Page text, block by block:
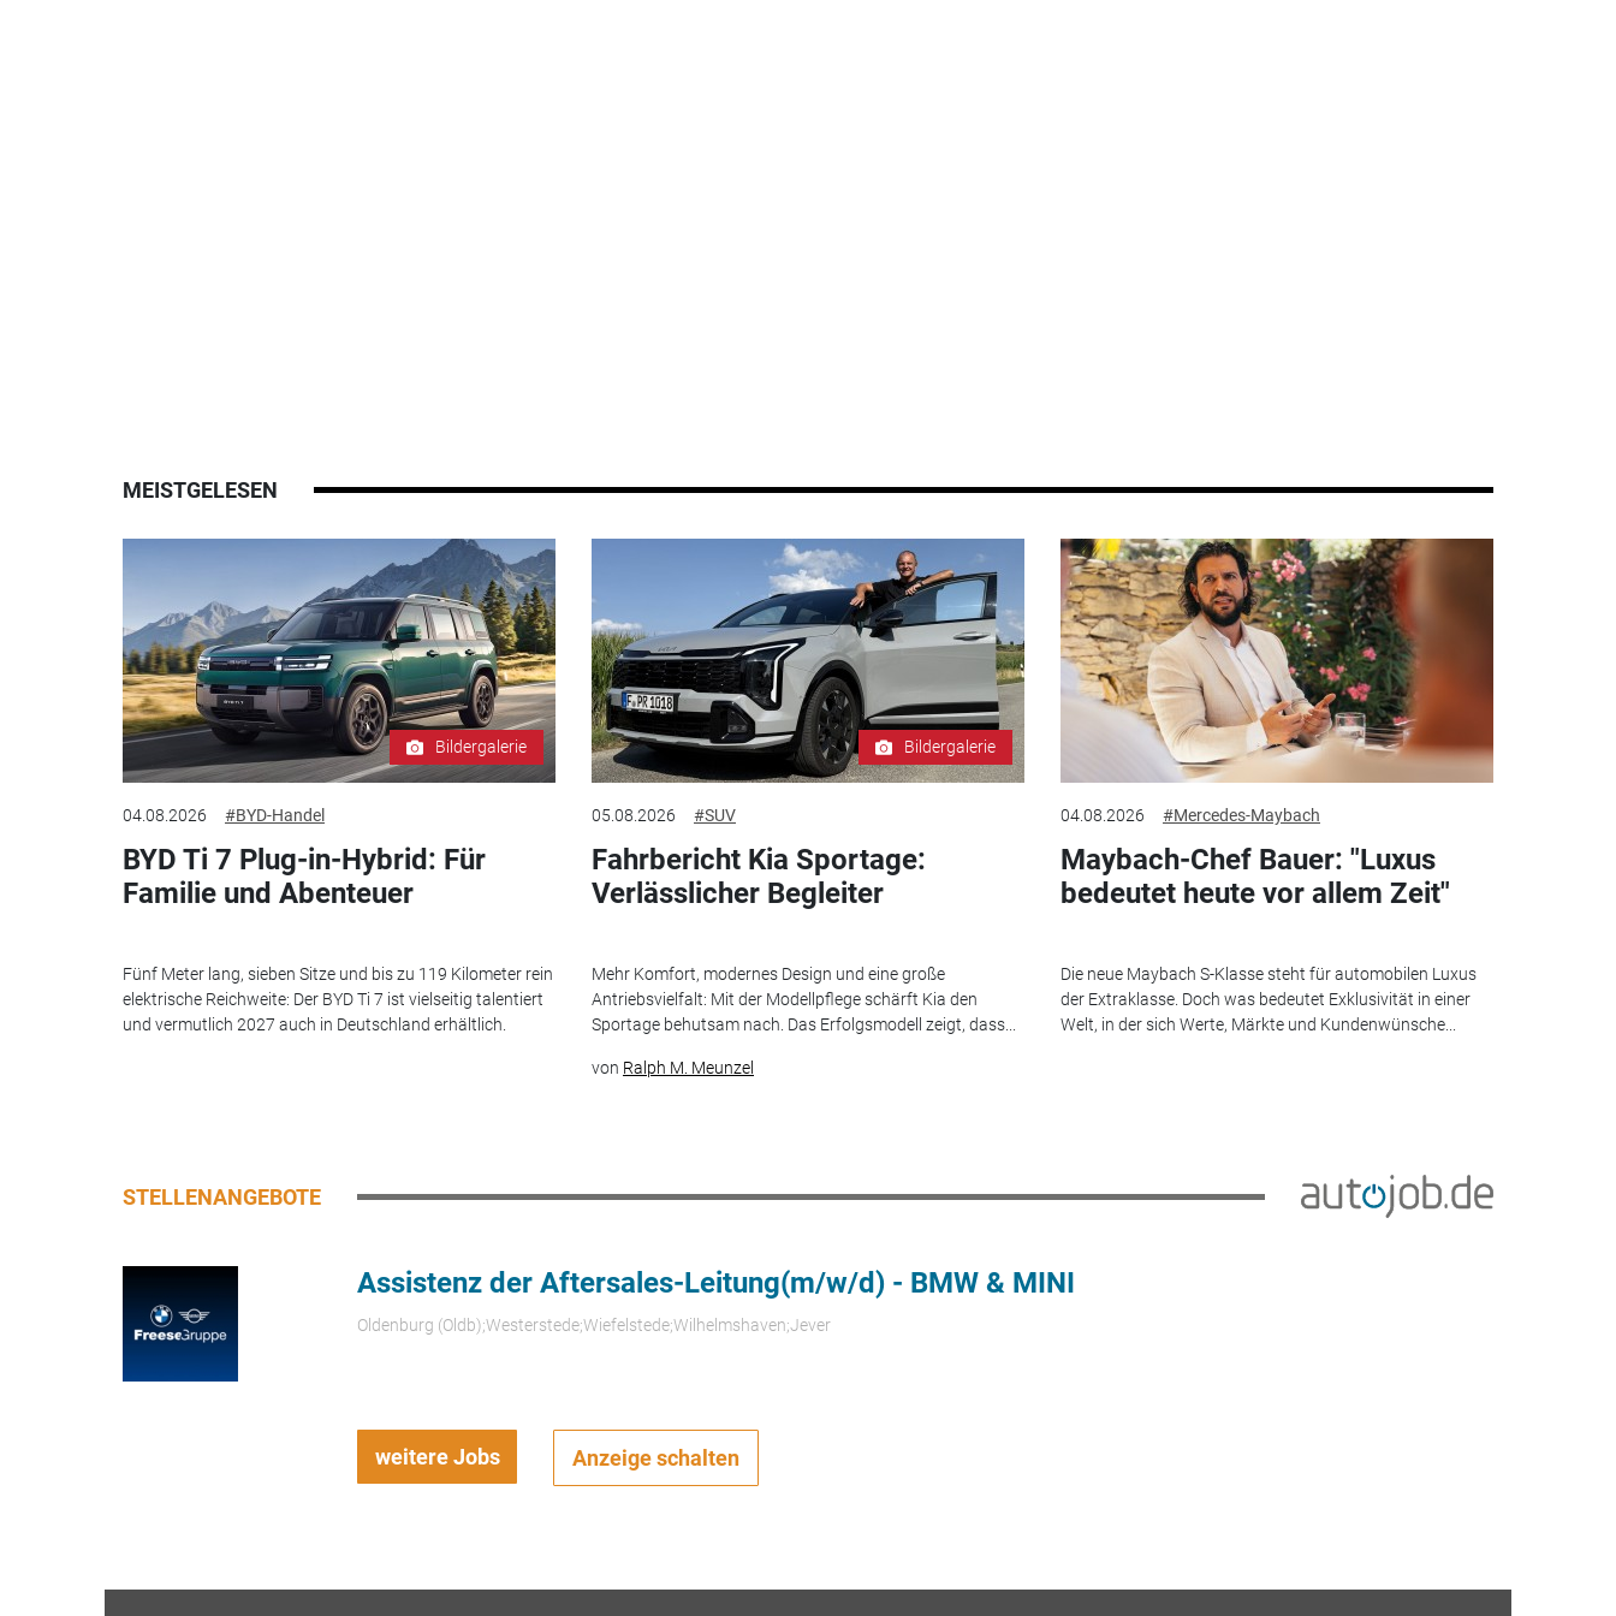
MEISTGELESEN
Bildergalerie
04.08.2026 #BYD-Handel
BYD Ti 7 Plug-in-Hybrid: Für
Familie und Abenteuer
Fünf Meter lang, sieben Sitze und bis zu 119 Kilometer rein
elektrische Reichweite: Der BYD Ti 7 ist vielseitig talentiert
und vermutlich 2027 auch in Deutschland erhältlich.
Bildergalerie
05.08.2026 #SUV
Fahrbericht Kia Sportage:
Verlässlicher Begleiter
Mehr Komfort, modernes Design und eine große
Antriebsvielfalt: Mit der Modellpflege schärft Kia den
Sportage behutsam nach. Das Erfolgsmodell zeigt, dass...
von Ralph M. Meunzel
04.08.2026 #Mercedes-Maybach
Maybach-Chef Bauer: "Luxus
bedeutet heute vor allem Zeit"
Die neue Maybach S-Klasse steht für automobilen Luxus
der Extraklasse. Doch was bedeutet Exklusivität in einer
Welt, in der sich Werte, Märkte und Kundenwünsche...
STELLENANGEBOTE
Assistenz der Aftersales-Leitung(m/w/d) - BMW & MINI
Oldenburg (Oldb);Westerstede;Wiefelstede;Wilhelmshaven;Jever
weitere Jobs Anzeige schalten